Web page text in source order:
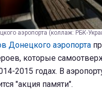
аэропорта (коллаж: РБК-
Донецкого аэропорта
которые
2015 годах. В
"акция памяти".